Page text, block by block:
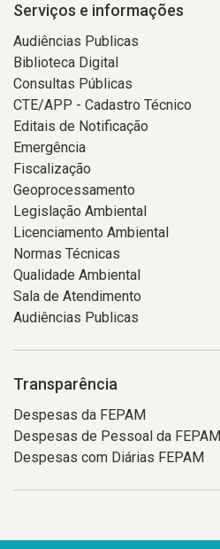
Serviços e informações
Audiências Publicas
Biblioteca Digital
Consultas Públicas
CTE/APP - Cadastro Técnico
Editais de Notificação
Emergência
Fiscalização
Geoprocessamento
Legislação Ambiental
Licenciamento Ambiental
Normas Técnicas
Qualidade Ambiental
Sala de Atendimento
Audiências Publicas
Transparência
Despesas da FEPAM
Despesas de Pessoal da FEPAM
Despesas com Diárias FEPAM